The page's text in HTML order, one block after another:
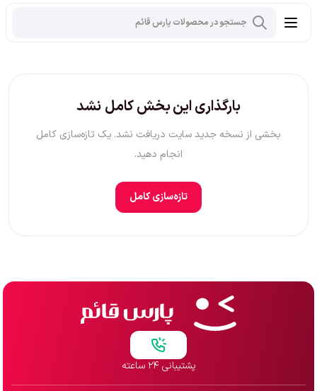
بارگذاری این بخش کامل نشد
بخشی از نسخه جدید سایت دریافت نشد. یک تازه‌سازی کامل
انجام دهید.
تازه‌سازی کامل
پشتیبانی ۲۴ ساعته